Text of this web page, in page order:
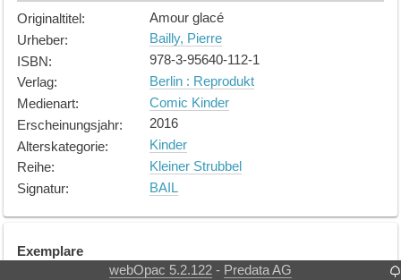
Originaltitel:
Amour glacé
Urheber:
Bailly, Pierre
ISBN:
978-3-95640-112-1
Verlag:
Berlin : Reprodukt
Medienart:
Comic Kinder
Erscheinungsjahr:
2016
Alterskategorie:
Kinder
Reihe:
Kleiner Strubbel
Signatur: BAIL
Exemplare
webOpac 5.2.122 - Predata AG